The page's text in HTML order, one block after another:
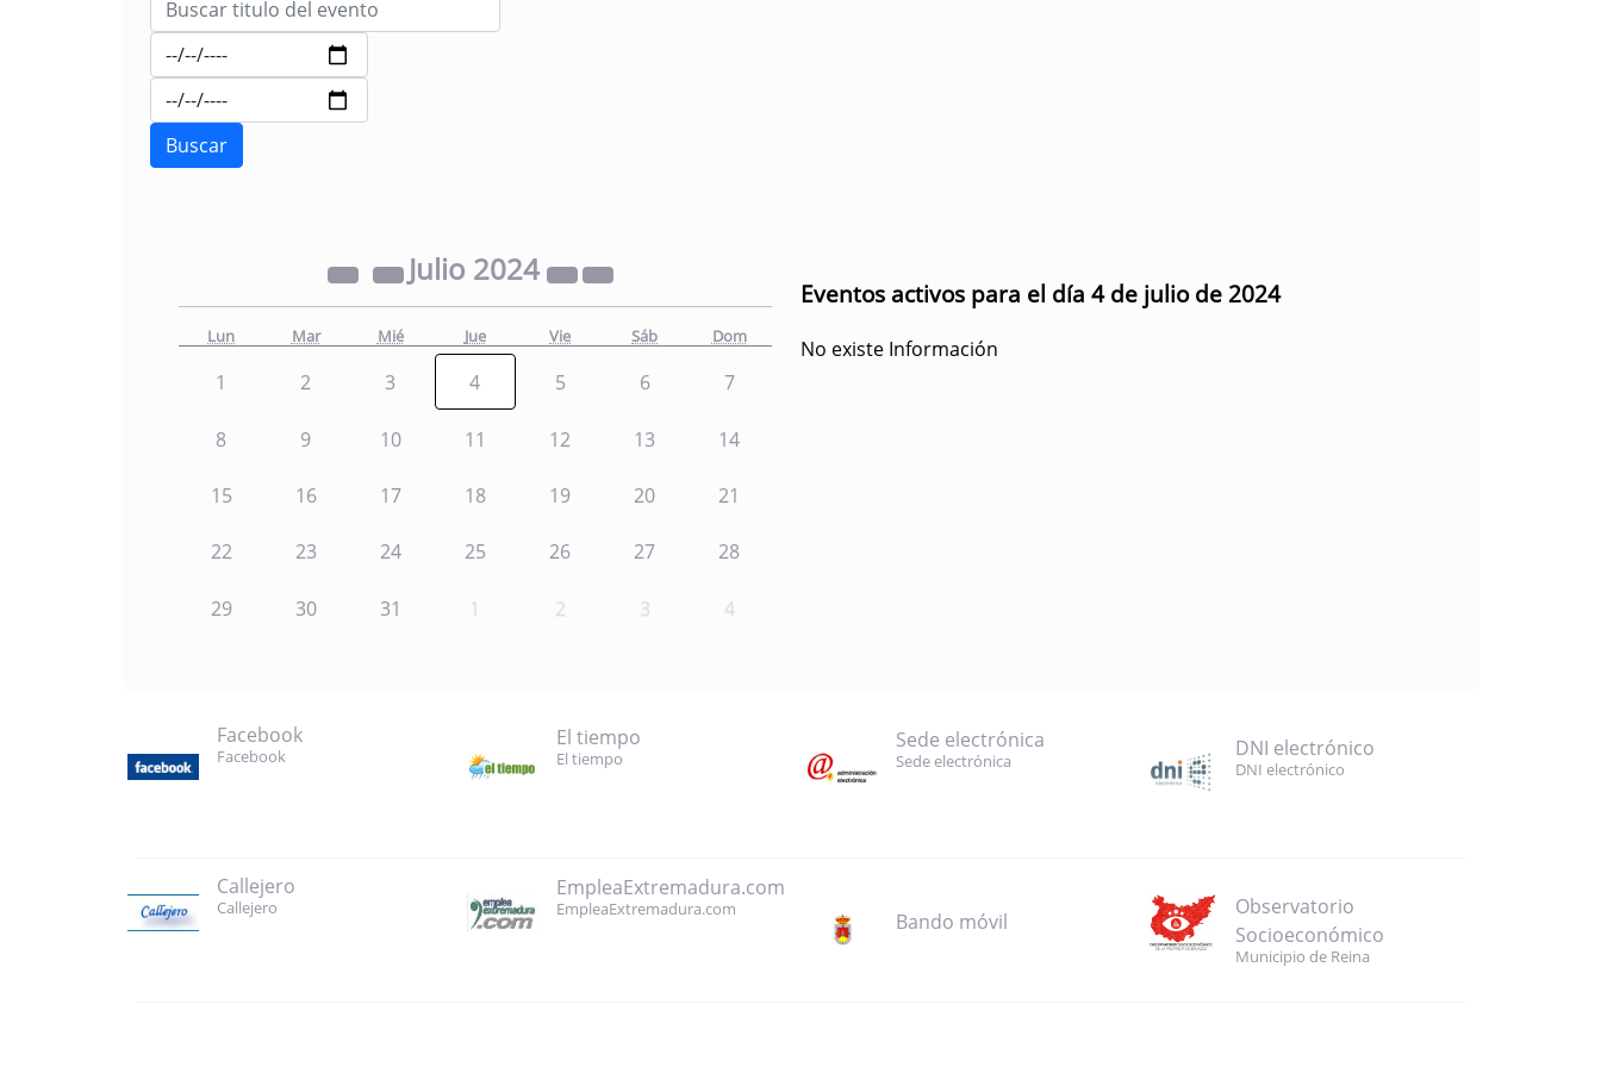
Julio 2024
Lun Mar Mié Jue Vie Sáb Dom
1 2 3 4 5 6 7
8 9 10 11 12 13 14
15 16 17 18 19 20 21
22 23 24 25 26 27 28
29 30 31 1 2 3 4
Eventos activos para el día 4 de julio de 2024
No existe Información
Facebook
Facebook
El tiempo
El tiempo
Sede electrónica
Sede electrónica DNI electrónico
DNI electrónico
Callejero
Callejero
EmpleaExtremadura.com
EmpleaExtremadura.com
Bando móvil
Observatorio
Socioeconómico
Municipio de Reina